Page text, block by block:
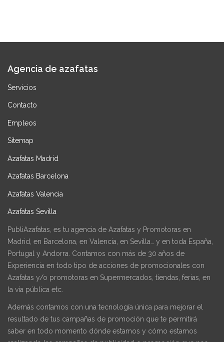
Agencia de azafatas
Servicios
Contacto
Empleos
Sitemap
Azafatas Madrid
Azafatas Barcelona
Azafatas Valencia
Azafatas Sevilla
PubliAzafatas, es tu agencia de Azafatas y Promotoras en
Madrid, en Barcelona, en Valencia, en Sevilla… y en toda España,
Portugal y Andorra. Contamos con más de 30 años de
Experiencia en todo tipo de acciones de promocionales con
Azafatas y/o promotoras en Supermercados, tiendas, ferias, en
la vía pública etc.
Además contamos con una tecnología única para mejorar el
resultado de tus campañas de promoción que te permitirá
saber en todo momento dónde estamos y cómo estamos